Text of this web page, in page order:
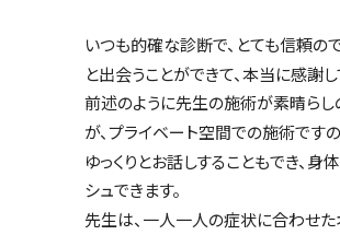
いつも的確な診断で、とても信頼の
と出会うことができて、本当に感謝し
前述のように先生の施術が素晴らし
が、プライベート空間での施術です
ゆっくりとお話しすることもでき、身
シュできます。
先生は、一人一人の症状に合わせた